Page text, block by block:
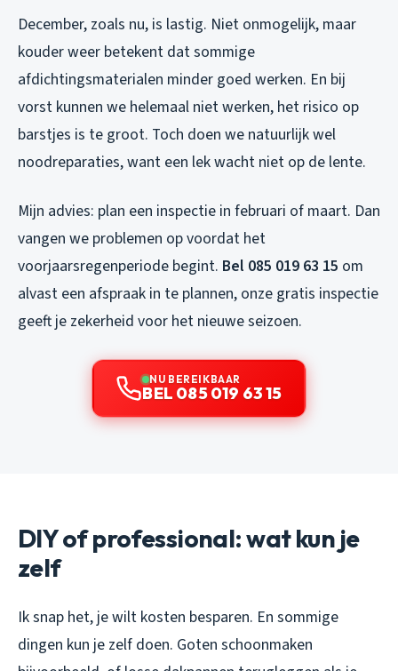
December, zoals nu, is lastig. Niet onmogelijk, maar
kouder weer betekent dat sommige
afdichtingsmaterialen minder goed werken. En bij
vorst kunnen we helemaal niet werken, het risico op
barstjes is te groot. Toch doen we natuurlijk wel
noodreparaties, want een lek wacht niet op de lente.
Mijn advies: plan een inspectie in februari of maart. Dan
vangen we problemen op voordat het
voorjaarsregenperiode begint. Bel 085 019 63 15 om
alvast een afspraak in te plannen, onze gratis inspectie
geeft je zekerheid voor het nieuwe seizoen.
NU BEREIKBAAR
BEL 085 019 63 15
DIY of professional: wat kun je
zelf
Ik snap het, je wilt kosten besparen. En sommige
dingen kun je zelf doen. Goten schoonmaken